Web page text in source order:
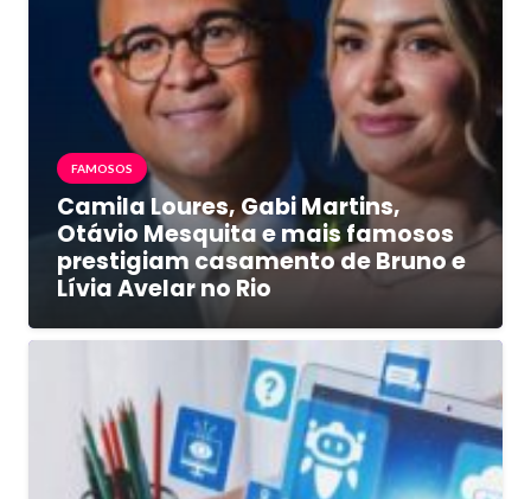
FAMOSOS
Camila Loures, Gabi Martins,
Otávio Mesquita e mais famosos
prestigiam casamento de Bruno e
Lívia Avelar no Rio